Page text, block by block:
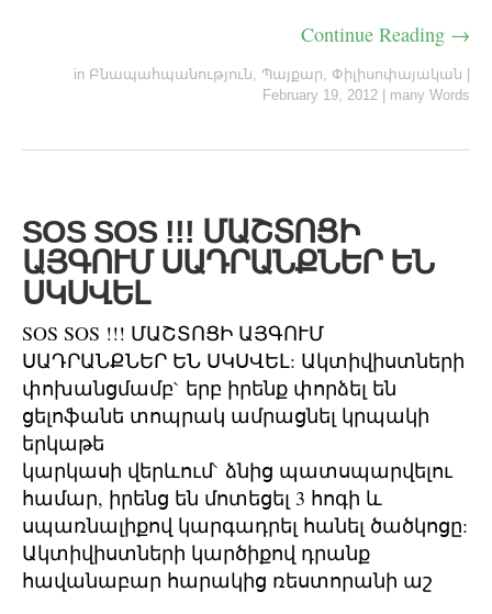
Continue Reading →
in Բնապահպանություն, Պայքար, Փիլիսոփայական
February 19, 2012
many Words
SOS SOS !!! ՄԱՇՏՈՑԻ
ԱՅԳՈՒՄ ՍԱԴՐԱՆՔՆԵՐ ԵՆ
ՍԿՍՎԵԼ
SOS SOS !!! ՄԱՇՏՈՑԻ ԱՅԳՈՒՄ
ՍԱԴՐԱՆՔՆԵՐ ԵՆ ՍԿՍՎԵԼ: Ակտիվիստների
փոխանցմամբ` երբ իրենք փորձել են
ցելոֆանե տոպրակ ամրացնել կրպակի
երկաթե
կարկասի վերևում` ձնից պատսպարվելու
համար, իրենց են մոտեցել 3 հոգի և
սպառնալիքով կարգադրել հանել ծածկոցը:
Ակտիվիստների կարծիքով դրանք
հավանաբար հարակից ռեստորանի աշ